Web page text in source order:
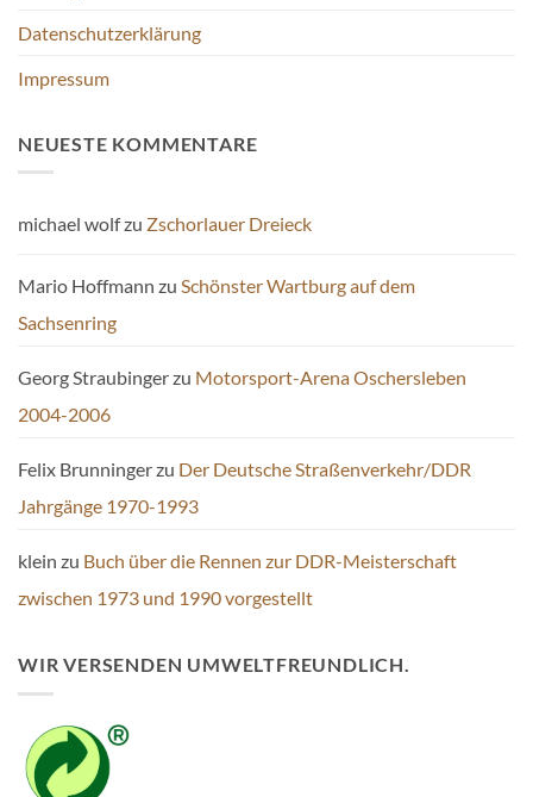
Datenschutzerklärung
Impressum
NEUESTE KOMMENTARE
michael wolfzu Zschorlauer Dreieck
Mario Hoffmann zu Schönster Wartburg auf dem
Sachsenring
Georg Straubingerzu Motorsport-Arena Oschersleben
2004-2006
Felix Brunningerzu Der Deutsche Straßenverkehr/DDR
Jahrgänge 1970-1993
klein zu Buch über die Rennen zur DDR-Meisterschaft
zwischen 1973 und 1990 vorgestellt
WIR VERSENDEN UMWELTFREUNDLICH.